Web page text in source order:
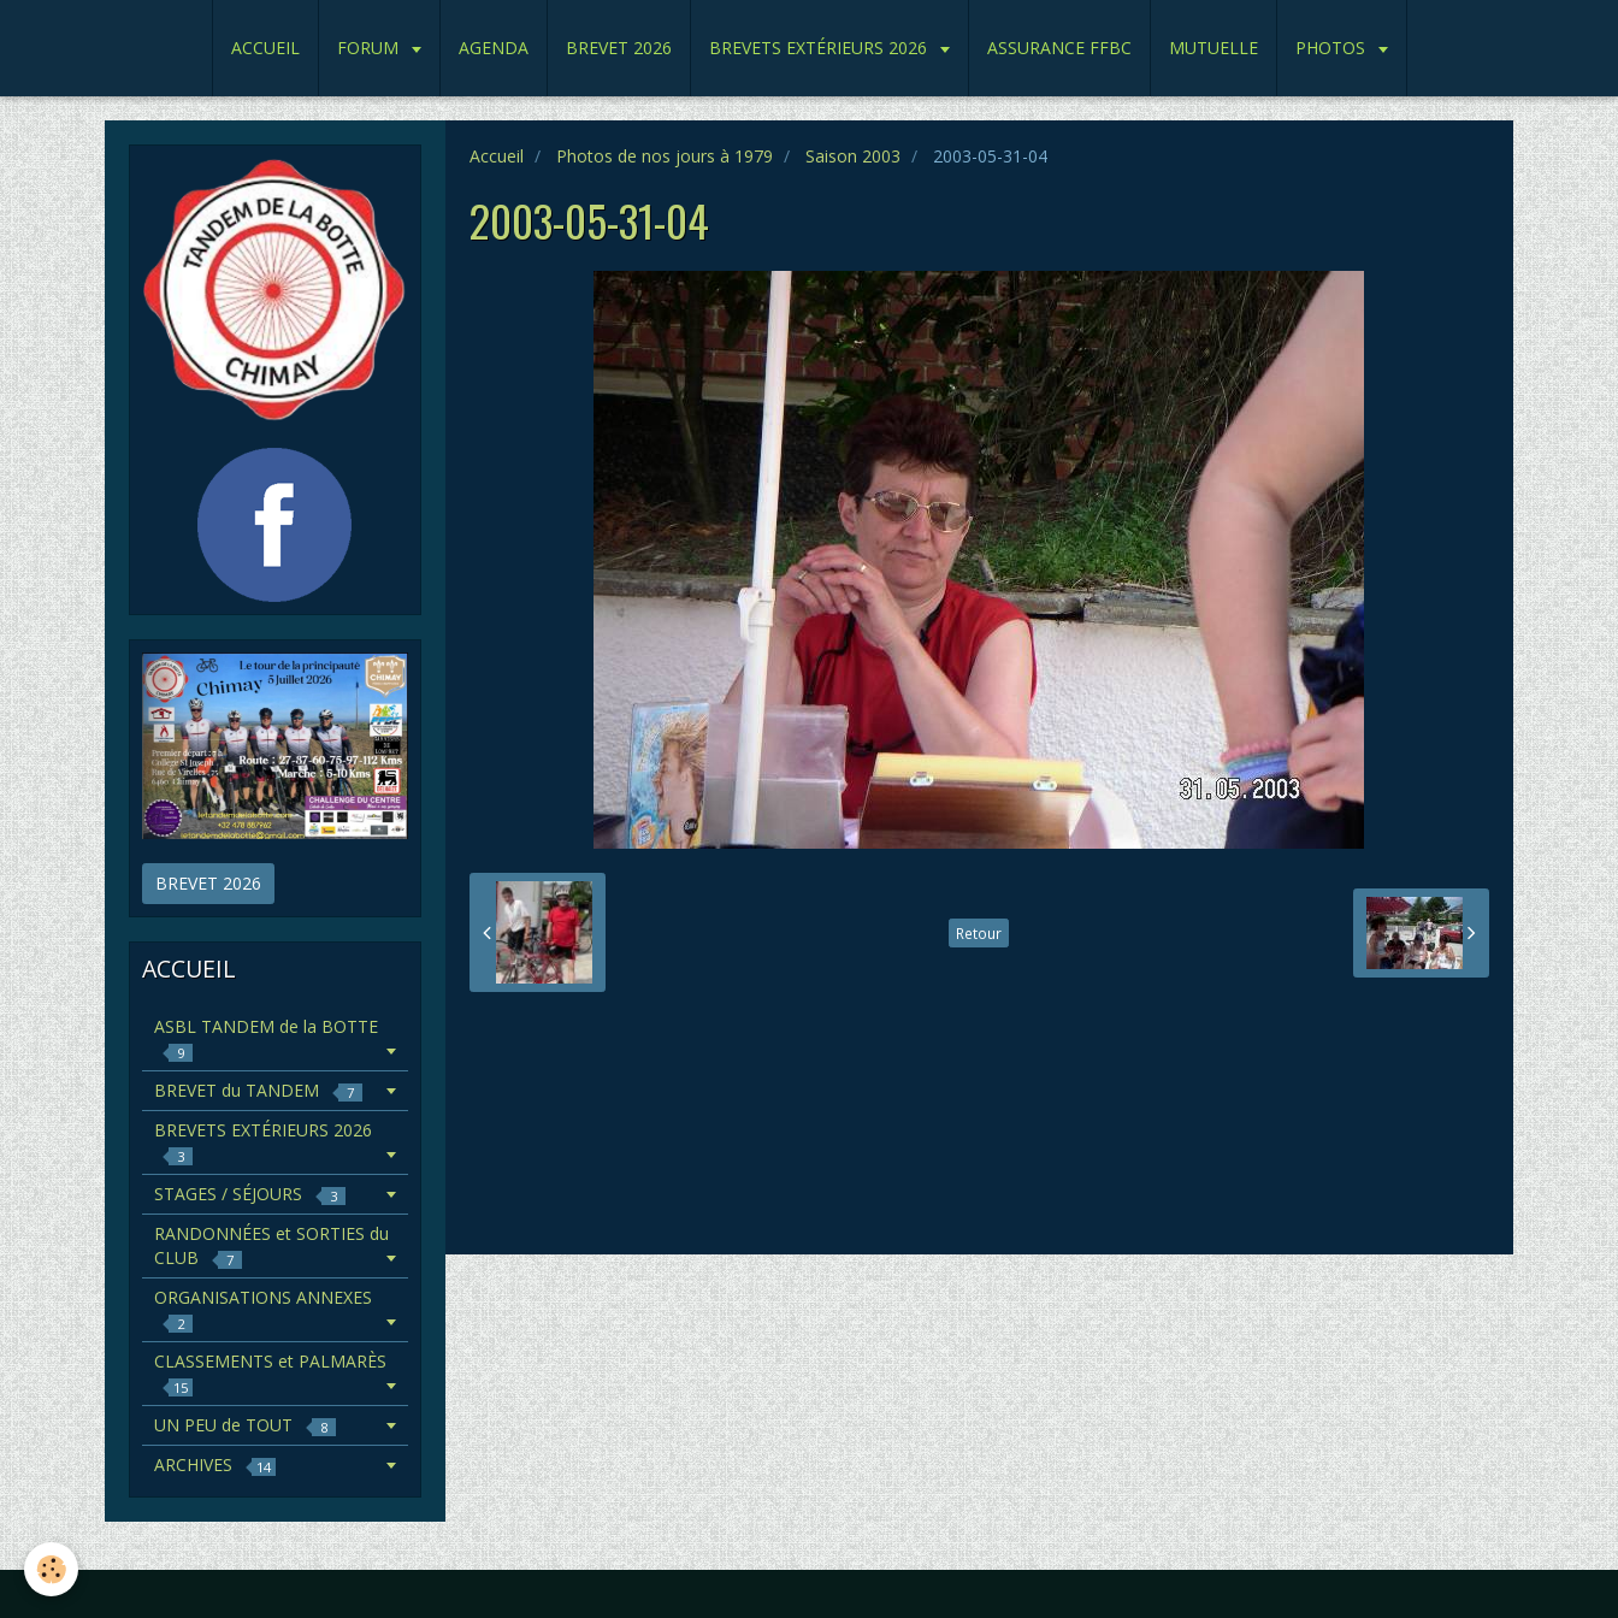
ACCUEIL FORUM AGENDA BREVET 2026 BREVETS EXTÉRIEURS 2026 ASSURANCE FFBC MUTUELLE PHOTOS
Accueil Photos de nos jours à 1979 Saison 2003 2003-05-31-04
2003-05-31-04
Retour
BREVET 2026
ACCUEIL
ASBL TANDEM de la BOTTE
9
BREVET du TANDEM 7
BREVETS EXTÉRIEURS 2026
3
STAGES / SÉJOURS 3
RANDONNÉES et SORTIES du
CLUB
7
ORGANISATIONS ANNEXES
2
CLASSEMENTS et PALMARÈS
15
UN PEU de TOUT 8
ARCHIVES 14